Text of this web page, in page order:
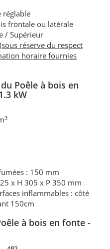
réglable
frontale ou latérale
/ Supérieur
(sous réserve du respect
horaire fournies
Poêle à bois en
kW
3
: 150 mm
x H 305 x P 350 mm
inflammables : côté
150cm
à bois en fonte -